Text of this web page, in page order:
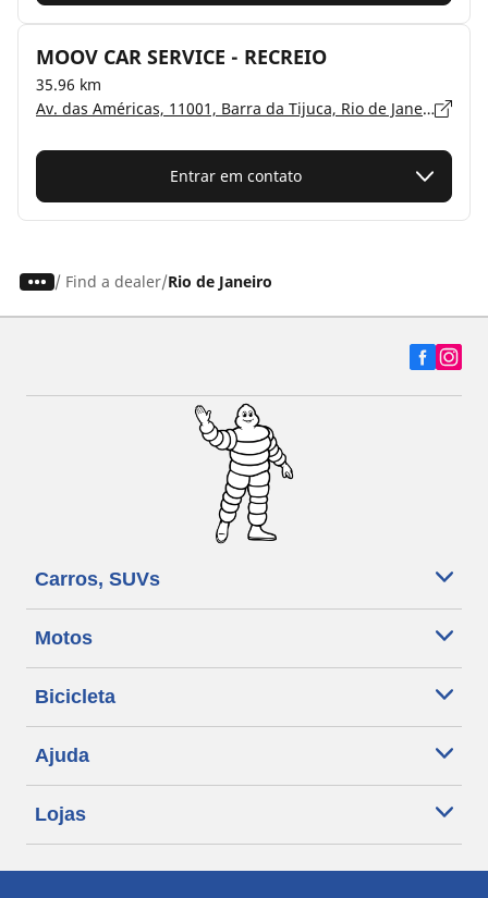
MOOV CAR SERVICE - RECREIO
35.96 km
Av. das Américas, 11001, Barra da Tijuca, Rio de Janeiro, Rio de Janeiro - 22793-082
Entrar em contato
/ Find a dealer Rio de Janeiro
Carros, SUVs
Motos
Bicicleta
Ajuda
Lojas